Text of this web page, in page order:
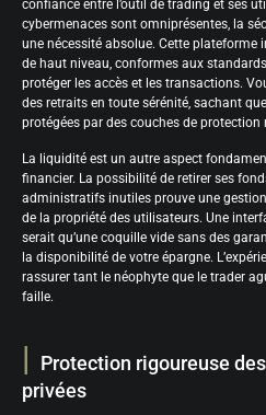
confiance entre l’outil de trading et ses
cybermenaces sont omniprésentes, la
une nécessité absolue. Cette plateforme
de haut niveau, conformes aux
protéger les accès et les transactions.
des retraits en toute sérénité, sachant
protégées par des couches de protection
La liquidité est un autre aspect
financier. La possibilité de retirer ses
administratifs inutiles prouve une
de la propriété des utilisateurs. Une
serait qu’une coquille vide sans des
la disponibilité de votre épargne.
rassurer tant le néophyte que le trader
faille.
Protection rigoureuse
privées